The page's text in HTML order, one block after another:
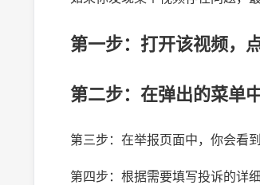
第一步：打开该视频，
第二步：在弹出的菜单
第三步：在举报页面中，你会看
第四步：根据需要填写投诉的详